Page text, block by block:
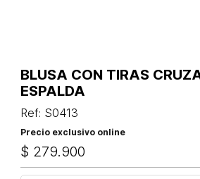
BLUSA CON TIRAS
ESPALDA
Ref: S0413
Precio exclusivo online
$ 279.900